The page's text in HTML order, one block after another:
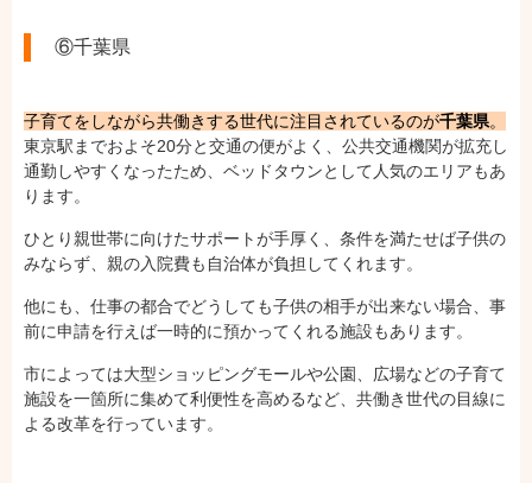
⑥千葉県
子育てをしながら共働きする世代に注目されているのが千葉県。
東京駅までおよそ20分と交通の便がよく、公共交通機関が拡充し
通勤しやすくなったため、ベッドタウンとして人気のエリアもあ
ります。
ひとり親世帯に向けたサポートが手厚く、条件を満たせば子供の
みならず、親の入院費も自治体が負担してくれます。
他にも、仕事の都合でどうしても子供の相手が出来ない場合、事
前に申請を行えば一時的に預かってくれる施設もあります。
市によっては大型ショッピングモールや公園、広場などの子育て
施設を一箇所に集めて利便性を高めるなど、共働き世代の目線に
よる改革を行っています。